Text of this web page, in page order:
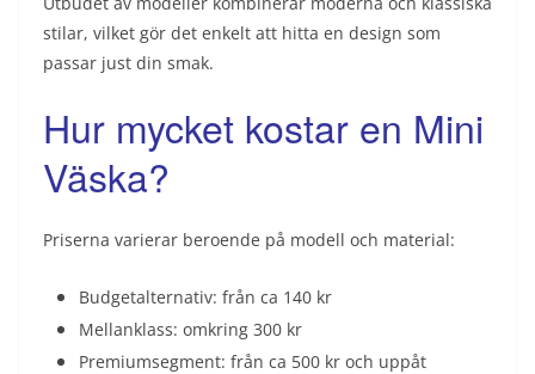
stilar, vilket gör det enkelt att hitta en design som
passar just din smak.
Hur mycket kostar en Mini
Väska?
Priserna varierar beroende på modell och material:
Budgetalternativ: från ca 140 kr
Mellanklass: omkring 300 kr
Premiumsegment: från ca 500 kr och uppåt